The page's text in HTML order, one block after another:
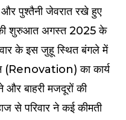
और पुश्तैनी जेवरात रखे हुए
की शुरुआत अगस्त 2025 के
के इस जुहू स्थित बंगले में
(Renovation) का कार्य
और बाहरी मजदूरों की
से परिवार ने कई कीमती